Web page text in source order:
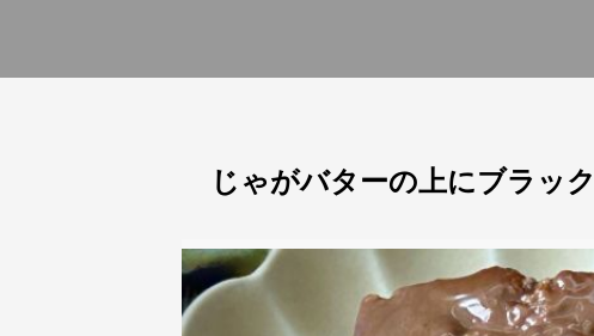
じゃがバターの上にブラッ